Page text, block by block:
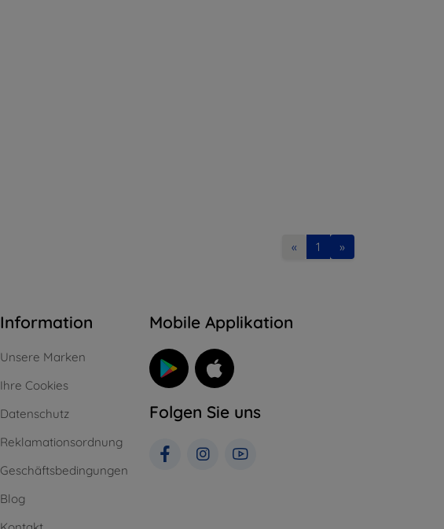
« 1 »
Information
Unsere Marken
Ihre Cookies
Datenschutz
Reklamationsordnung
Geschäftsbedingungen
Blog
Mobile Applikation
Folgen Sie uns